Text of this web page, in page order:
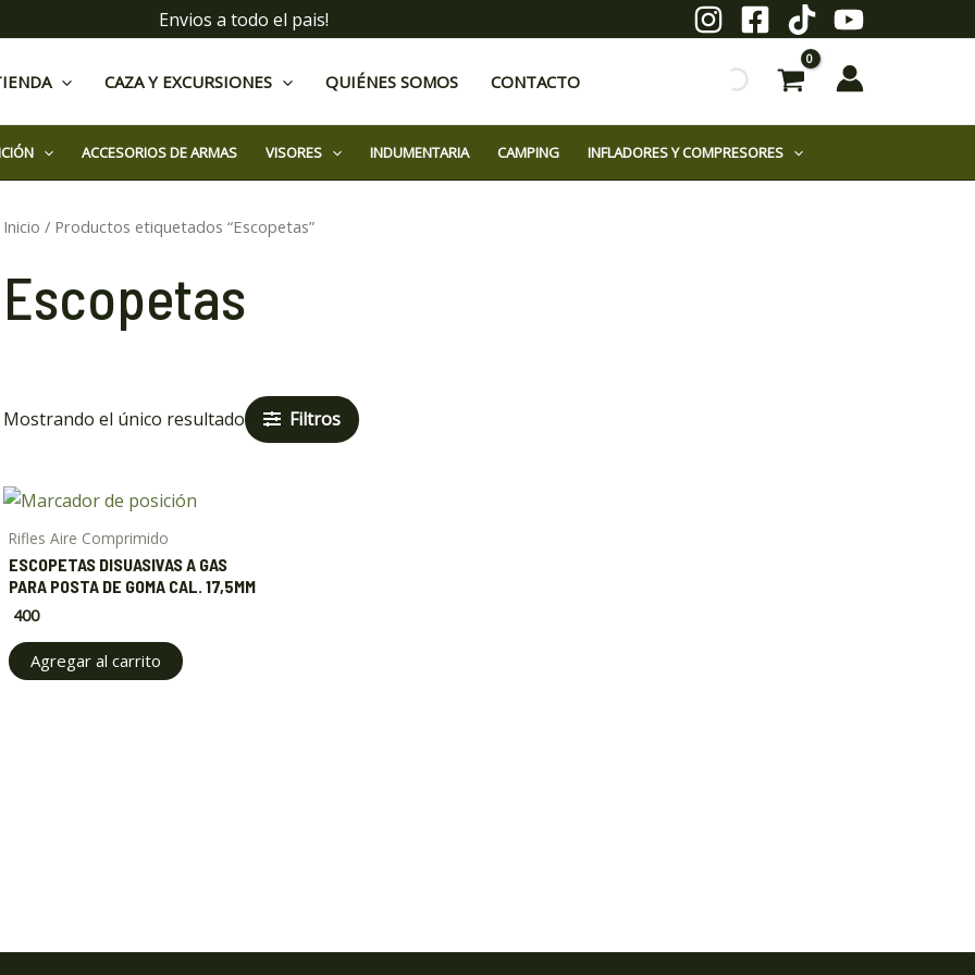
Envios a todo el pais!
CAZA Y EXCURSIONES QUIÉNES SOMOS CONTACTO
ACCESORIOS DE ARMAS VISORES INDUMENTARIA CAMPING INFLADORES Y COMPRESORES
Inicio / Productos etiquetados “Escopetas”
Escopetas
Mostrando el único resultado Filtros
Rifles Aire Comprimido
ESCOPETAS DISUASIVAS A GAS
PARA POSTA DE GOMA CAL. 17,5MM
400
Agregar al carrito